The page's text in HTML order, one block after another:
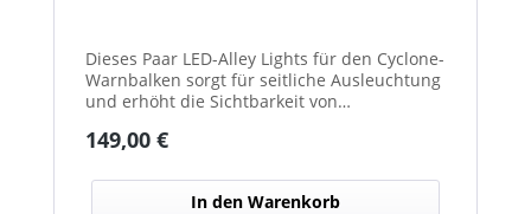
Dieses Paar LED-Alley Lights für den Cyclone-
Warnbalken sorgt für seitliche Ausleuchtung
und erhöht die Sichtbarkeit von
Regulärer Preis:
149,00 €
In den Warenkorb